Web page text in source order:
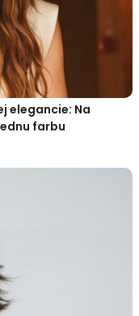
elegancie: Na
farbu